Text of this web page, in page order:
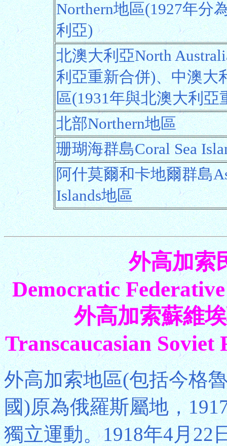
Northern地區(1927年分
利亞)
北澳大利亞North
利亞重新合併)、中澳大
區(1931年與北澳大利亞
北部Northern地區
珊瑚海群島Coral Sea
阿什莫爾和卡地爾群島
Islands地區
外高加索
Democratic
外高加索蘇維
Transcaucasian Soviet
外高加索地區(包括今格
國)原為俄羅斯屬地，
獨立運動。1918年4月22